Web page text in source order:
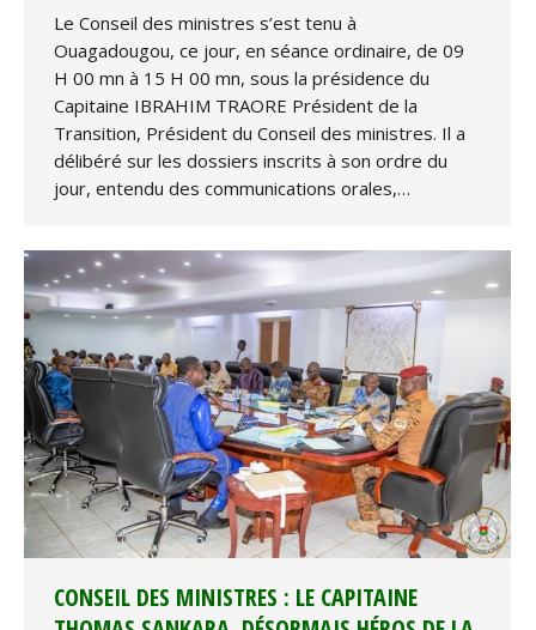
Le Conseil des ministres s’est tenu à
Ouagadougou, ce jour, en séance ordinaire, de 09
H 00 mn à 15 H 00 mn, sous la présidence du
Capitaine IBRAHIM TRAORE Président de la
Transition, Président du Conseil des ministres. Il a
délibéré sur les dossiers inscrits à son ordre du
jour, entendu des communications orales,…
CONSEIL DES MINISTRES : LE CAPITAINE